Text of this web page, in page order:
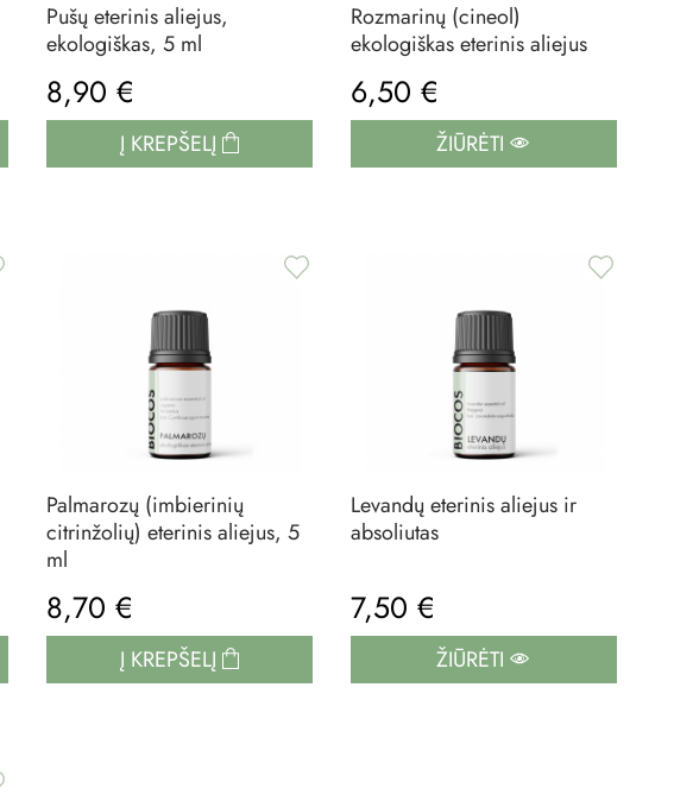
Pušų eterinis aliejus,
ekologiškas, 5 ml
8,90 €
Į KREPŠELĮ
Rozmarinų (cineol)
ekologiškas eterinis aliejus
6,50 €
ŽIŪRĖTI
Palmarozų (imbierinių
citrinžolių) eterinis aliejus, 5
ml
8,70 €
Į KREPŠELĮ
Levandų eterinis aliejus ir
absoliutas
7,50 €
ŽIŪRĖTI